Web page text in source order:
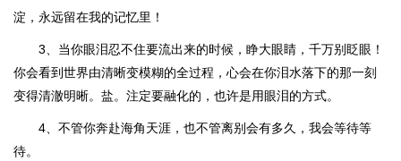
淀，永远留在我的记忆里！
3、当你眼泪忍不住要流出来的时候，睁大眼睛，千万别眨眼！
你会看到世界由清晰变模糊的全过程，心会在你泪水落下的那一刻
变得清澈明晰。盐。注定要融化的，也许是用眼泪的方式。
4、不管你奔赴海角天涯，也不管离别会有多久，我会等待等
待。